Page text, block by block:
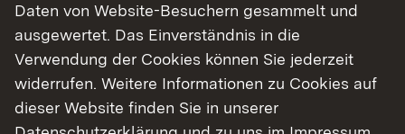
Sanierung von Schulen, insbesondere mit dem
Schwerpunkt Ganztagsbetreuung an
Grundschulen, sowie von Kindergärten und
Kinderkrippen mit dem Schwerpunkt „Schaffung
von Betreuungseinrichtungen für Kleinkinder“
Daten von Website-Besuchern gesammelt und
ausgewertet. Das Einverständnis in die
Verwendung der Cookies können Sie jederzeit
widerrufen. Weitere Informationen zu Cookies auf
dieser Website finden Sie in unserer